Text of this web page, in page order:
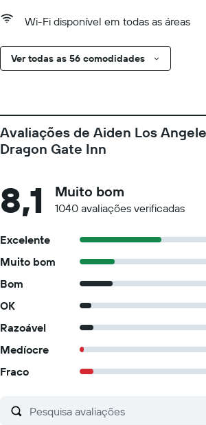
Wi-Fi disponível em todas as áreas
Ver todas as 56 comodidades
Avaliações de Aiden Los
Dragon Gate Inn
8,1 Muito bom
1040 avaliações verificadas
Excelente
Muito bom
Bom
OK
Razoável
Medíocre
Fraco